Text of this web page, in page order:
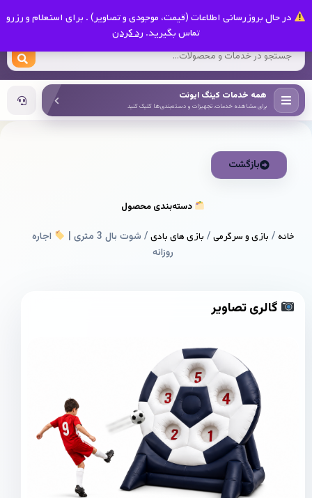
در حال بروزرسانی اطلاعات (قیمت، موجودی و تصاویر) . برای استعلام و رزرو
تماس بگیرید. رد کردن
کینگ ایونت
همه خدمات کینگ ایونت
برای مشاهده خدمات، تجهیزات و دسته‌بندی‌ها کلیک کنید
بازگشت
دسته‌بندی محصول
خانه/ بازی و سرگرمی/ بازی های بادی/ شوت بال 3 متری |
اجاره
روزانه
گالری تصاویر